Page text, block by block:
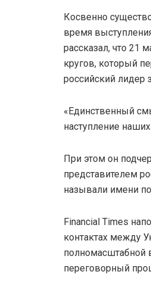
Косвенно
время
рассказал, что 21
кругов, который
российский лидер
«Единственный
наступление
При этом он
представителем
называли имени
Financial Times
контактах между
полномасштабной
переговорный